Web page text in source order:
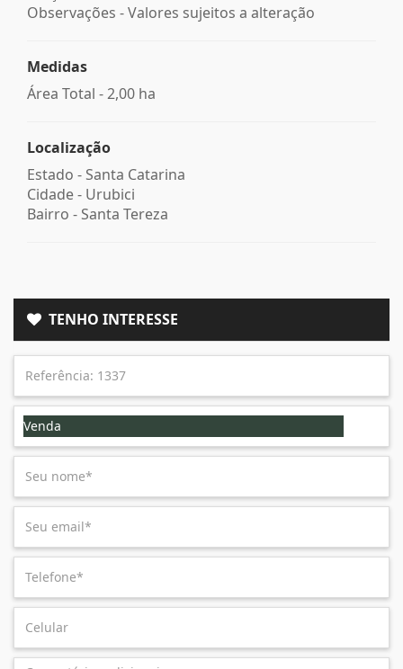
Observações - Valores sujeitos a alteração
Medidas
Área Total - 2,00 ha
Localização
Estado - Santa Catarina
Cidade - Urubici
Bairro - Santa Tereza
TENHO INTERESSE
Venda